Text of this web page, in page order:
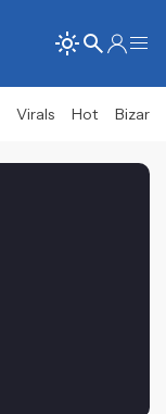
Virals Hot Bizar